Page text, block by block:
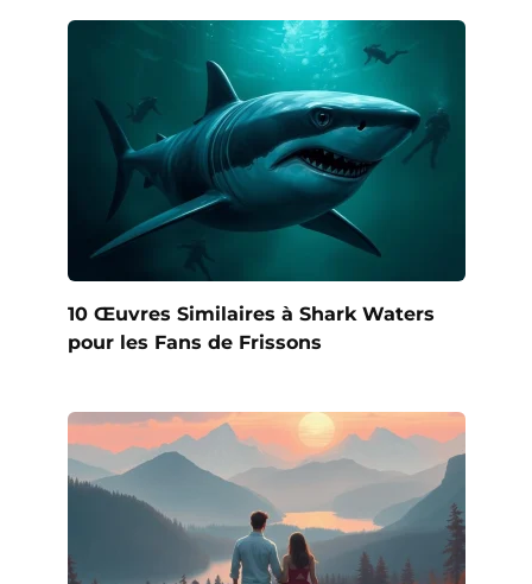
10 Œuvres Similaires à Shark Waters
pour les Fans de Frissons